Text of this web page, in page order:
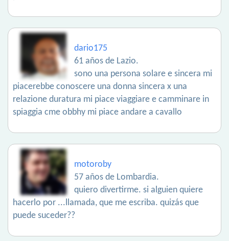
dario175
61 años de Lazio.
sono una persona solare e sincera mi
piacerebbe conoscere una donna sincera x una
relazione duratura mi piace viaggiare e camminare in
spiaggia cme obbhy mi piace andare a cavallo
motoroby
57 años de Lombardia.
quiero divertirme. si alguien quiere
hacerlo por ...llamada, que me escriba. quizás que
puede suceder??